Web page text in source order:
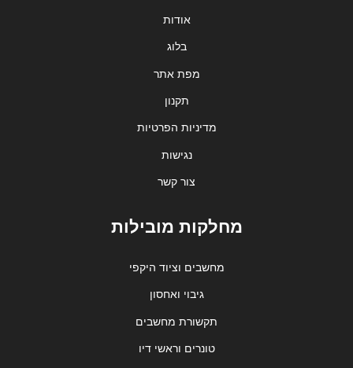
אודות
בלוג
מפת אתר
תקנון
מדיניות הפרטיות
נגישות
צור קשר
מחלקות מובילות
מחשבים וציוד היקפי
גיבוי ואחסון
תקשורת מחשבים
טונרים וראשי דיו